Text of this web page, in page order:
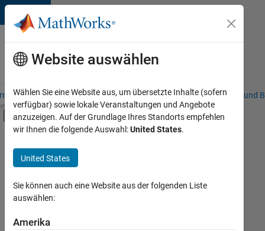
Weiter zum Inhalt
Karriere
bei
MathWorks
– Übersicht Stellensuche Niederlassungen Studierende und
Umschaltung für Off-Canvas-
Hauptinhalt
Commercial Sales
Education Sales
Sales Operations
Marketing Communications
Marketing Services
+6
Derzeit
Website auswählen
Wählen Sie eine Website aus, um übersetzte Inhalte (sofern
verfügbar) sowie lokale Veranstaltungen und Angebote
anzuzeigen. Auf der Grundlage Ihres Standorts empfehlen
wir Ihnen die folgende Auswahl:United States.
United States
Sie können auch eine Website aus der folgenden Liste
auswählen:
Amerika